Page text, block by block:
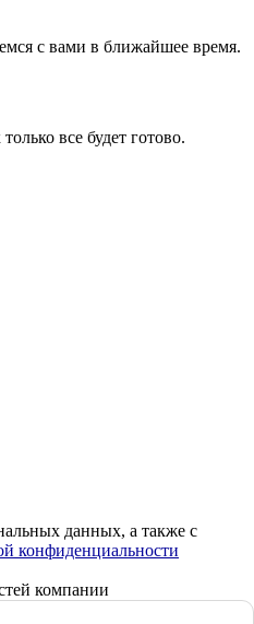
с вами в ближайшее время.
все будет готово.
данных, а также с
конфиденциальности
компании